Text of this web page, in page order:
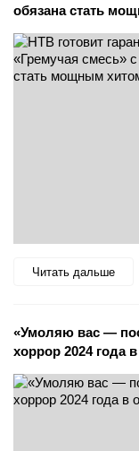
обязана стать
Читать дальше
«Умоляю вас —
хоррор 2024 года